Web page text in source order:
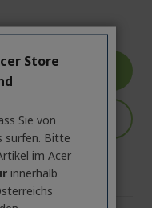
Store
Sie von
surfen. Bitte
im Acer
innerhalb